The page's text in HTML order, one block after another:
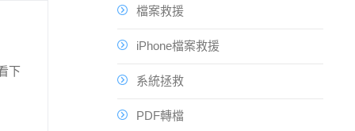
下
檔案救援
iPhone檔案救援
系統拯救
PDF轉檔